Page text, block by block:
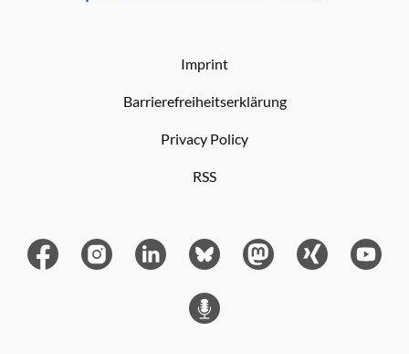
Imprint
Barrierefreiheitserklärung
Privacy Policy
RSS